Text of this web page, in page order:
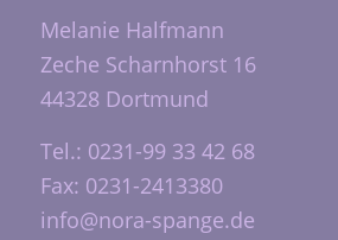
Melanie Halfmann
Zeche Scharnhorst 16
44328 Dortmund
Tel.: 0231-99 33 42 68
Fax: 0231-2413380
info@nora-spange.de